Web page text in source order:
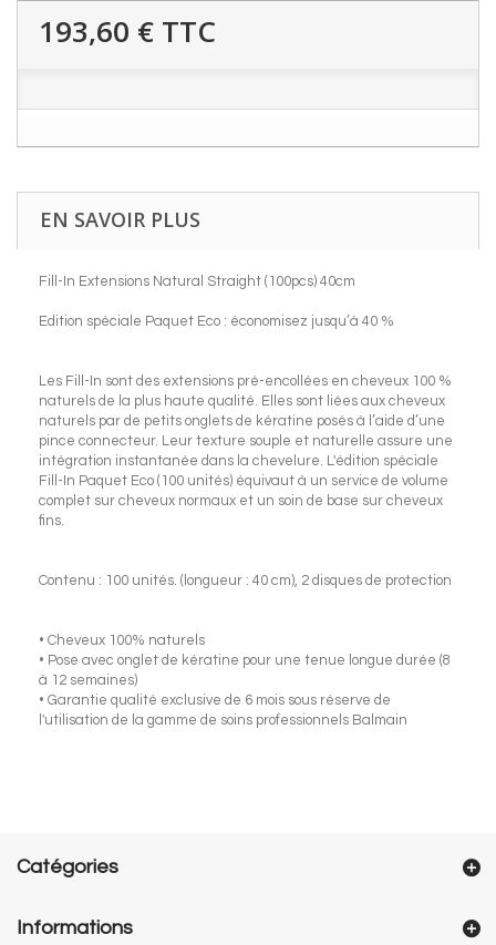
193,60 € TTC
EN SAVOIR PLUS
Fill-In Extensions Natural Straight (100pcs) 40cm
Edition spéciale Paquet Eco : économisez jusqu’à 40 %
Les Fill-In sont des extensions pré-encollées en cheveux 100 %
naturels de la plus haute qualité. Elles sont liées aux cheveux
naturels par de petits onglets de kératine posés à l’aide d’une
pince connecteur. Leur texture souple et naturelle assure une
intégration instantanée dans la chevelure. L'édition spéciale
Fill-In Paquet Eco (100 unités) équivaut à un service de volume
complet sur cheveux normaux et un soin de base sur cheveux
fins.
Contenu : 100 unités. (longueur : 40 cm), 2 disques de protection
• Cheveux 100% naturels
• Pose avec onglet de kératine pour une tenue longue durée (8
à 12 semaines)
• Garantie qualité exclusive de 6 mois sous réserve de
l'utilisation de la gamme de soins professionnels Balmain
Catégories
Informations